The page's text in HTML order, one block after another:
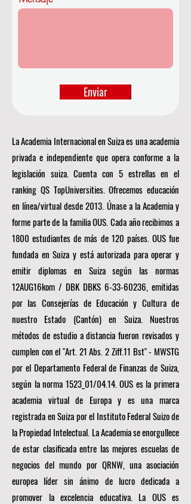
La Academia Internacional en Suiza es una academia
privada e independiente que opera conforme a la
legislación suiza. Cuenta con 5 estrellas en el
ranking QS TopUniversities. Ofrecemos educación
en línea/virtual desde 2013. Únase a la Academia y
forme parte de la familia OUS. Cada año recibimos a
1800 estudiantes de más de 120 países. OUS fue
fundada en Suiza y está autorizada para operar y
emitir diplomas en Suiza según las normas
12AUG16kom / DBK DBKS 6-33-60236, emitidas
por las Consejerías de Educación y Cultura de
nuestro Estado (Cantón) en Suiza. Nuestros
métodos de estudio a distancia fueron revisados y
cumplen con el "Art. 21 Abs. 2 Ziff.11 Bst" - MWSTG
por el Departamento Federal de Finanzas de Suiza,
según la norma 1523_01/04.14. OUS es la primera
academia virtual de Europa y es una marca
registrada en Suiza por el Instituto Federal Suizo de
la Propiedad Intelectual. La Academia se enorgullece
de estar clasificada entre las mejores escuelas de
negocios del mundo por QRNW, unaasociación
europea líder sin ánimo de lucro dedicada a
promover la excelencia educativa. La OUS es
Enviar